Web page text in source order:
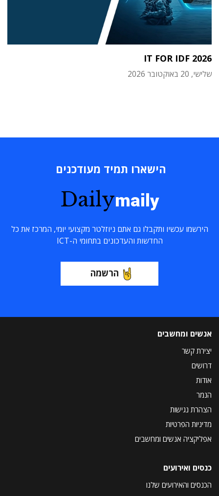
IT FOR IDF 2026
שלישי, 20 באוקטובר 2026
הישארו תמיד מעודכנים
Dailymaily
הירשמו עכשיו ותקבלו גם אתם ניוזלטר מקצועי יומי, המרכז את כל
החדשות והעדכונים בתחומי ה-ICT
הרשמה
אנשים ומחשבים
יצירת קשר
דרושים
אודות
הנמר
הצהרת נגישות
מדיניות הפרטיות
אפליקציה אנשים ומחשבים
כנסים ואירועים
הכנסים והאירועים שלנו